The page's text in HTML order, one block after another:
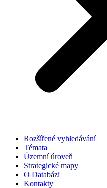
Rozšířené vyhledávání
Témata
Územní úroveň
Strategické mapy
O Databázi
Kontakty